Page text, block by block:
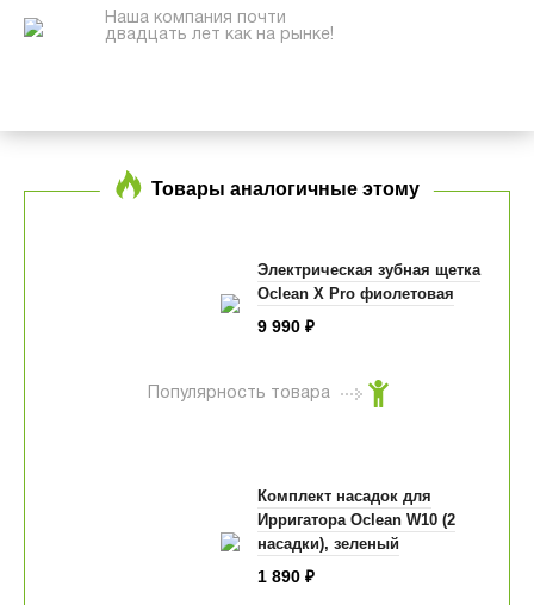
Наша компания почти
двадцать лет как на рынке!
Товары аналогичные этому
Электрическая зубная щетка
Oclean X Pro фиолетовая
9 990 ₽
Популярность товара
Комплект насадок для
Ирригатора Oclean W10 (2
насадки), зеленый
1 890 ₽